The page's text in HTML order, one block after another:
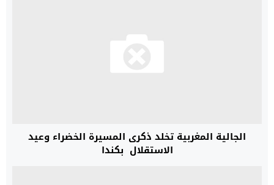
الجالية المغربية تخلد ذكرى المسيرة الخضراء وعيد
الاستقلال بكندا